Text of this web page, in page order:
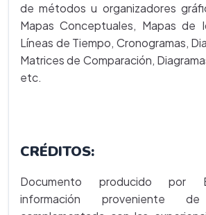
de métodos u organizadores
Mapas Conceptuales, Mapas de
Líneas de Tiempo, Cronogramas,
Matrices de Comparación,
etc.
CRÉDITOS:
Documento producido por
información proveniente